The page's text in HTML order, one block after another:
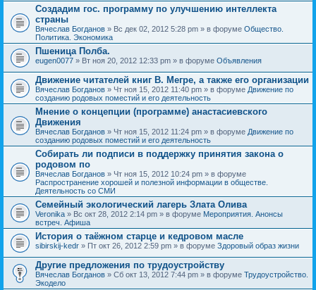
Создадим гос. программу по улучшению интеллекта
страны
Вячеслав Богданов » Вс дек 02, 2012 5:28 pm » в форуме Общество.
Политика. Экономика
Пшеница Полба.
eugen0077 » Вт ноя 20, 2012 12:33 pm » в форуме Объявления
Движение читателей книг В. Мегре, а также его организации
Вячеслав Богданов » Чт ноя 15, 2012 11:40 pm » в форуме Движение по
созданию родовых поместий и его деятельность
Мнение о концепции (программе) анастасиевского
Движения
Вячеслав Богданов » Чт ноя 15, 2012 11:24 pm » в форуме Движение по
созданию родовых поместий и его деятельность
Собирать ли подписи в поддержку принятия закона о
родовом по
Вячеслав Богданов » Чт ноя 15, 2012 10:24 pm » в форуме
Распространение хорошей и полезной информации в обществе.
Деятельность со СМИ
Семейный экологический лагерь Злата Олива
Veronika » Вс окт 28, 2012 2:14 pm » в форуме Мероприятия. Анонсы
встреч. Афиша
История о таёжном старце и кедровом масле
sibirskij-kedr » Пт окт 26, 2012 2:59 pm » в форуме Здоровый образ жизни
Другие предложения по трудоустройству
Вячеслав Богданов » Сб окт 13, 2012 7:44 pm » в форуме Трудоустройство.
Экодело